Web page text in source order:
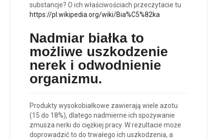
substancje? O ich właściwościach przeczytacie tu
https://pl.wikipedia.org/wiki/Bia%C5%82ka
Nadmiar białka to
możliwe uszkodzenie
nerek i odwodnienie
organizmu.
Produkty wysokobiałkowe zawierają wiele azotu
(15 do 18%), dlatego nadmierne ich spożywanie
zmusza nerki do ciężkiej pracy. W rezultacie może
doprowadzić to do trwałego ich uszkodzenia, a